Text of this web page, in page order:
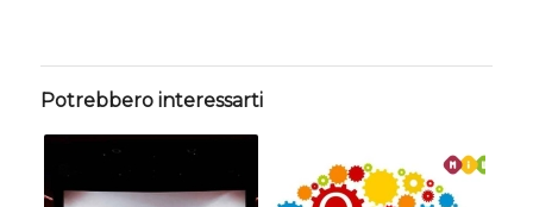
Potrebbero interessarti